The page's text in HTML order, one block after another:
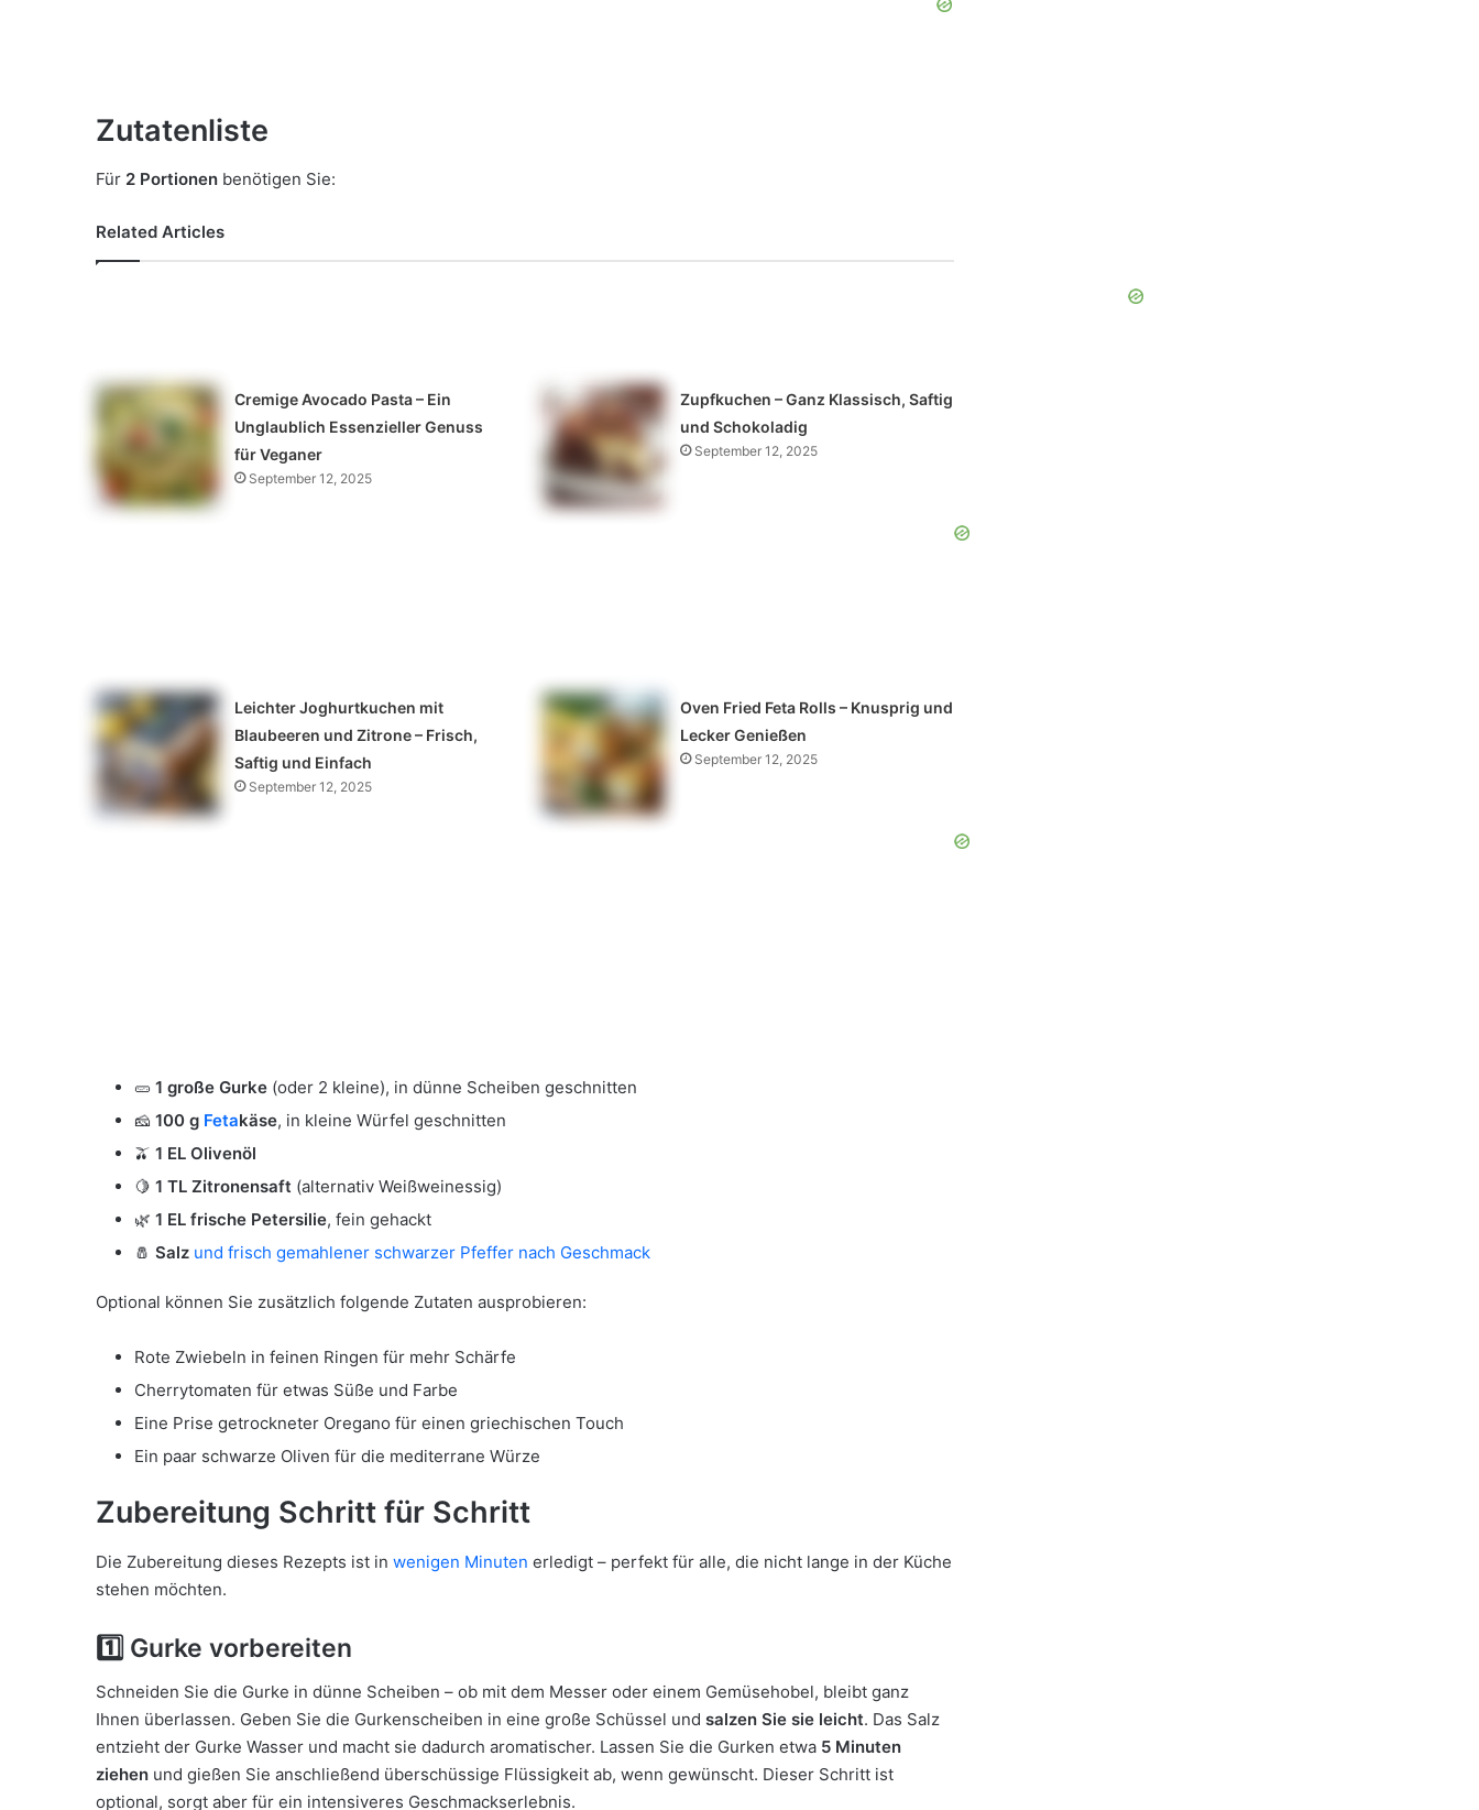
Zutatenliste
Für 2 Portionen benötigen Sie:
Related Articles
Cremige Avocado Pasta – Ein
Unglaublich Essenzieller Genuss
für Veganer
September 12, 2025
Zupfkuchen – Ganz Klassisch, Saftig
und Schokoladig
September 12, 2025
Leichter Joghurtkuchen mit
Blaubeeren und Zitrone – Frisch,
Saftig und Einfach
September 12, 2025
Oven Fried Feta Rolls – Knusprig und
Lecker Genießen
September 12, 2025
🥒 1 große Gurke (oder 2 kleine), in dünne Scheiben geschnitten
🧀 100 g Fetakäse, in kleine Würfel geschnitten
🫒 1 EL Olivenöl
🍋 1 TL Zitronensaft (alternativ Weißweinessig)
🌿 1 EL frische Petersilie, fein gehackt
🧂 Salz und frisch gemahlener schwarzer Pfeffer nach Geschmack
Optional können Sie zusätzlich folgende Zutaten ausprobieren:
Rote Zwiebeln in feinen Ringen für mehr Schärfe
Cherrytomaten für etwas Süße und Farbe
Eine Prise getrockneter Oregano für einen griechischen Touch
Ein paar schwarze Oliven für die mediterrane Würze
Zubereitung Schritt für Schritt
Die Zubereitung dieses Rezepts ist in wenigen Minuten erledigt – perfekt für alle, die nicht lange in der Küche
stehen möchten.
1️⃣ Gurke vorbereiten
Schneiden Sie die Gurke in dünne Scheiben – ob mit dem Messer oder einem Gemüsehobel, bleibt ganz
Ihnen überlassen. Geben Sie die Gurkenscheiben in eine große Schüssel und salzen Sie sie leicht. Das Salz
entzieht der Gurke Wasser und macht sie dadurch aromatischer. Lassen Sie die Gurken etwa 5 Minuten
ziehen und gießen Sie anschließend überschüssige Flüssigkeit ab, wenn gewünscht. Dieser Schritt ist
optional, sorgt aber für ein intensiveres Geschmackserlebnis.